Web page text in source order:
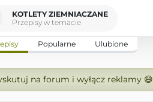
KOTLETY ZIEMNIACZANE
Przepisy w temacie
Popularne Ulubione
na forum i wyłącz reklamy 😄